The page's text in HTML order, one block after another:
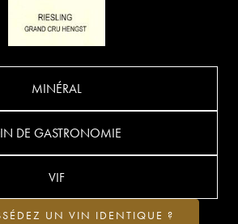
MINÉRAL
DE GASTRONOMIE
VIF
UN VIN IDENTIQUE ?